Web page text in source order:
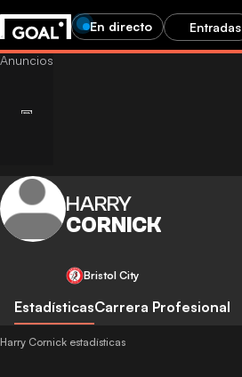
En directo Entradas
HARRY
CORNICK
Bristol City
EstadísticasCarrera Profesional
Harry Cornick estadísticas